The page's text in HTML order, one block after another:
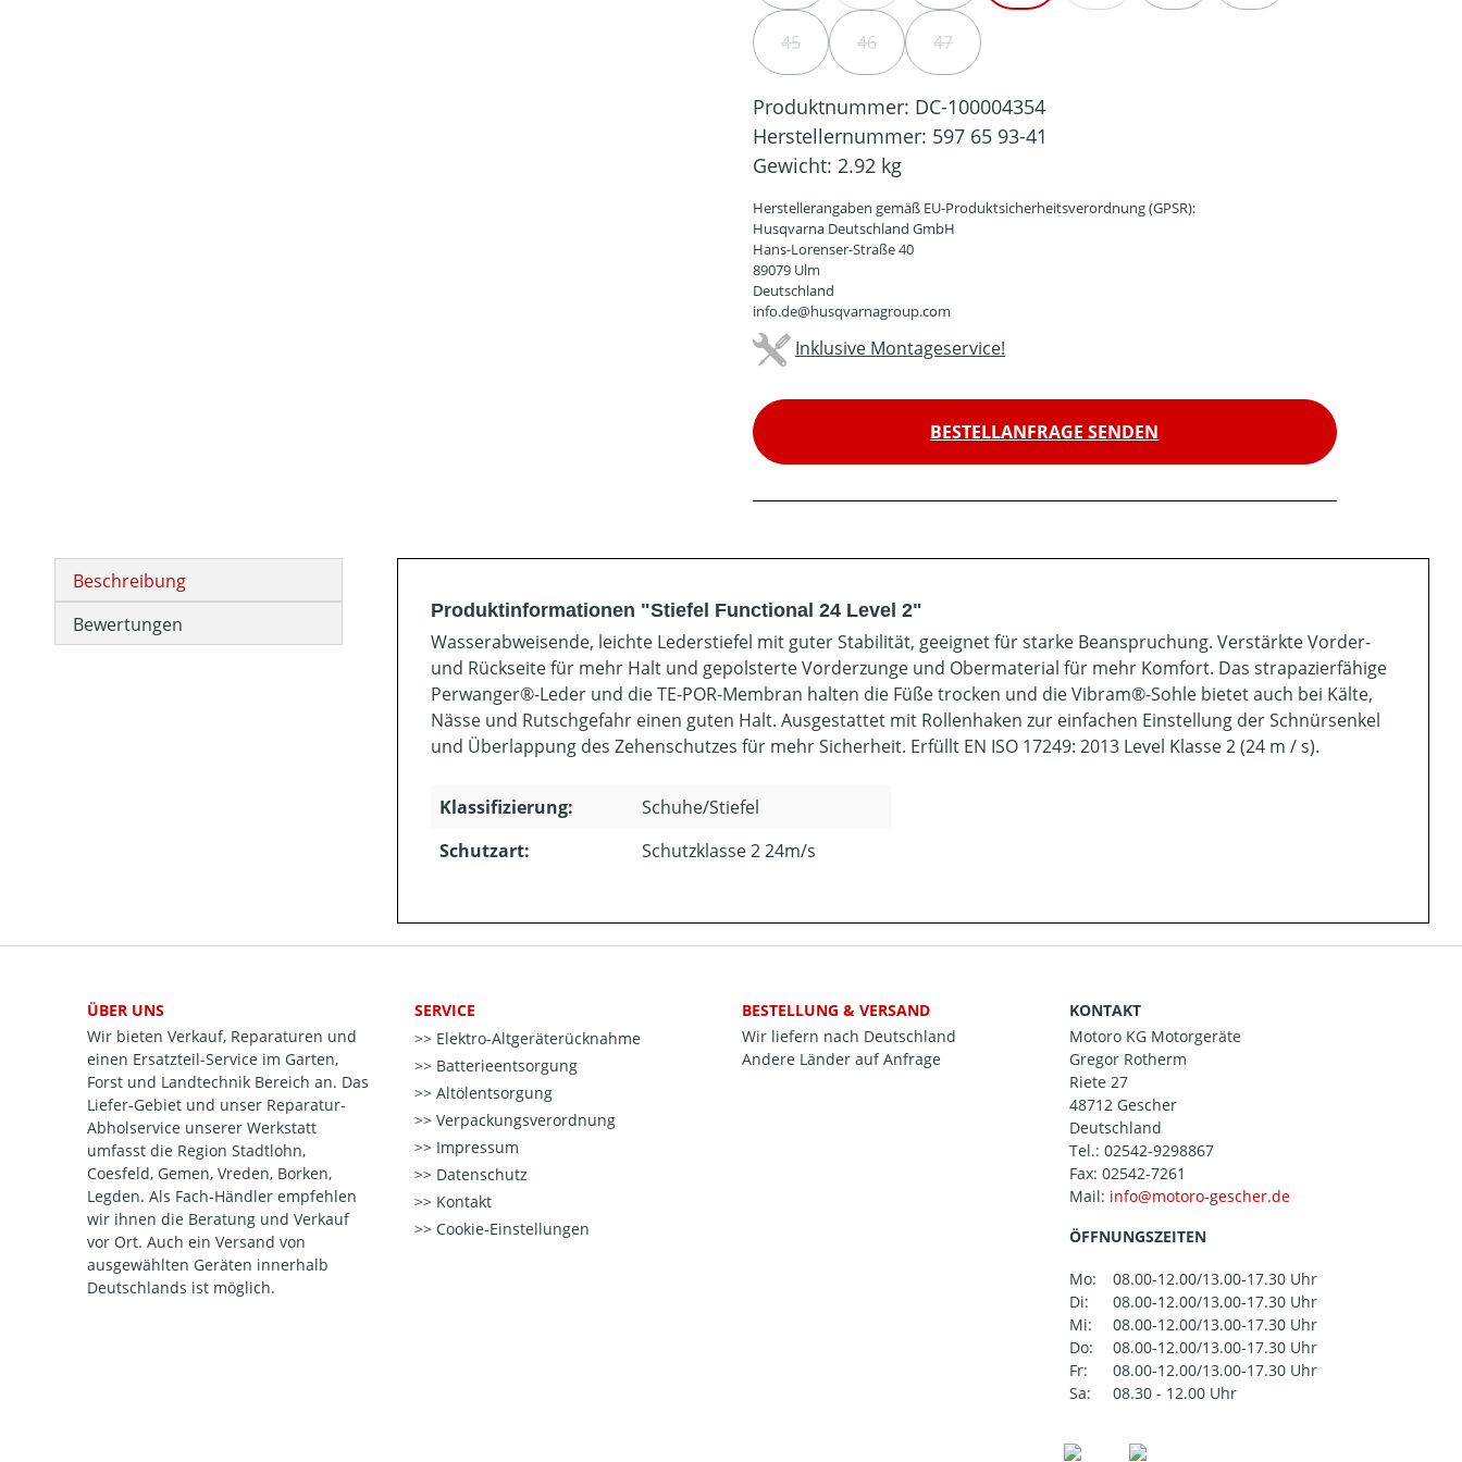
45(DIESE OPTION IST ZURZEIT NICHT VERFÜGBAR.)
46(DIESE OPTION IST ZURZEIT NICHT VERFÜGBAR.)
47(DIESE OPTION IST ZURZEIT NICHT VERFÜGBAR.)
Produktnummer: DC-100004354
Herstellernummer: 597 65 93-41
Gewicht: 2.92 kg
Herstellerangaben gemäß EU-Produktsicherheitsverordnung (GPSR):
Husqvarna Deutschland GmbH
Hans-Lorenser-Straße 40
89079 Ulm
Deutschland
info.de@husqvarnagroup.com
Inklusive Montageservice!
BESTELLANFRAGE SENDEN
Beschreibung
Bewertungen
Produktinformationen "Stiefel Functional 24 Level 2"
Wasserabweisende, leichte Lederstiefel mit guter Stabilität, geeignet für starke Beanspruchung. Verstärkte Vorder-
und Rückseite für mehr Halt und gepolsterte Vorderzunge und Obermaterial für mehr Komfort. Das strapazierfähige
Perwanger®-Leder und die TE-POR-Membran halten die Füße trocken und die Vibram®-Sohle bietet auch bei Kälte,
Nässe und Rutschgefahr einen guten Halt. Ausgestattet mit Rollenhaken zur einfachen Einstellung der Schnürsenkel
und Überlappung des Zehenschutzes für mehr Sicherheit. Erfüllt EN ISO 17249: 2013 Level Klasse 2 (24 m / s).
Klassifizierung:
Schuhe/Stiefel
Schutzart:
Schutzklasse 2 24m/s
ÜBER UNS
Wir bieten Verkauf, Reparaturen und
einen Ersatzteil-Service im Garten,
Forst und Landtechnik Bereich an. Das
Liefer-Gebiet und unser Reparatur-
Abholservice unserer Werkstatt
umfasst die Region Stadtlohn,
Coesfeld, Gemen, Vreden, Borken,
Legden. Als Fach-Händler empfehlen
wir ihnen die Beratung und Verkauf
vor Ort. Auch ein Versand von
ausgewählten Geräten innerhalb
Deutschlands ist möglich.
SERVICE
Elektro-Altgeräterücknahme
Batterieentsorgung
Altölentsorgung
Verpackungsverordnung
Impressum
Datenschutz
Kontakt
Cookie-Einstellungen
BESTELLUNG & VERSAND
Wir liefern nach Deutschland
Andere Länder auf Anfrage
KONTAKT
Motoro KG Motorgeräte
Gregor Rotherm
Riete 27
48712 Gescher
Deutschland
Tel.: 02542-9298867
Fax: 02542-7261
Mail:
ÖFFNUNGSZEITEN
Mo:
08.00-12.00/13.00-17.30 Uhr
Di:
08.00-12.00/13.00-17.30 Uhr
Mi:
08.00-12.00/13.00-17.30 Uhr
Do:
08.00-12.00/13.00-17.30 Uhr
Fr:
08.00-12.00/13.00-17.30 Uhr
Sa:
08.30 - 12.00 Uhr